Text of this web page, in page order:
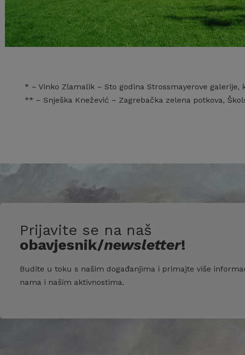
* – Vinko Zlamalik – Sto godina Strossmayerove galerije,
** – Snješka Knežević – Zagrebačka zelena potkova,
Prijavite se na naš
obavjesnik/newsletter!
Budite u toku s našim događanjima i primajte više
nama i našim aktivnostima.